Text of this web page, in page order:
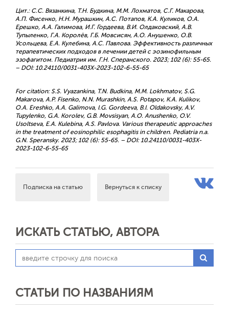
Цит.: С.С. Вязанкина, Т.Н. Будкина, М.М. Лохматов, С.Г. Макарова,
А.П. Фисенко, Н.Н. Мурашкин, А.С. Потапов, К.А. Куликов, О.А.
Ерешко, А.А. Галимова, И.Г. Гордеева, В.И. Олдаковский, А.В.
Тупыленко, Г.А. Королёв, Г.Б. Мовсисян, А.О. Анушенко, О.В.
Усольцева, Е.А. Кулебина, А.С. Павлова. Эффективность различных
терапевтических подходов в лечении детей с эозинофильным
эзофагитом. Педиатрия им. Г.Н. Сперанского. 2023; 102 (6): 55-65.
– DOI: 10.24110/0031-403X-2023-102-6-55-65
For citation: S.S. Vyazankina, T.N. Budkina, M.M. Lokhmatov, S.G.
Makarova, A.P. Fisenko, N.N. Murashkin, A.S. Potapov, K.A. Kulikov,
O.A. Ereshko, A.A. Galimova, I.G. Gordeeva, B.I. Oldakovsky, A.V.
Tupylenko, G.A. Korolev, G.B. Movsisyan, A.O. Anushenko, O.V.
Usoltseva, E.A. Kulebina, A.S. Pavlova. Various therapeutic approaches
in the treatment of eosinophilic esophagitis in children. Pediatria n.a.
G.N. Speransky. 2023; 102 (6): 55-65. – DOI: 10.24110/0031-403X-
2023-102-6-55-65
Подписка на статью Вернуться к списку
ИСКАТЬ СТАТЬЮ, АВТОРА
СТАТЬИ ПО НАЗВАНИЯМ